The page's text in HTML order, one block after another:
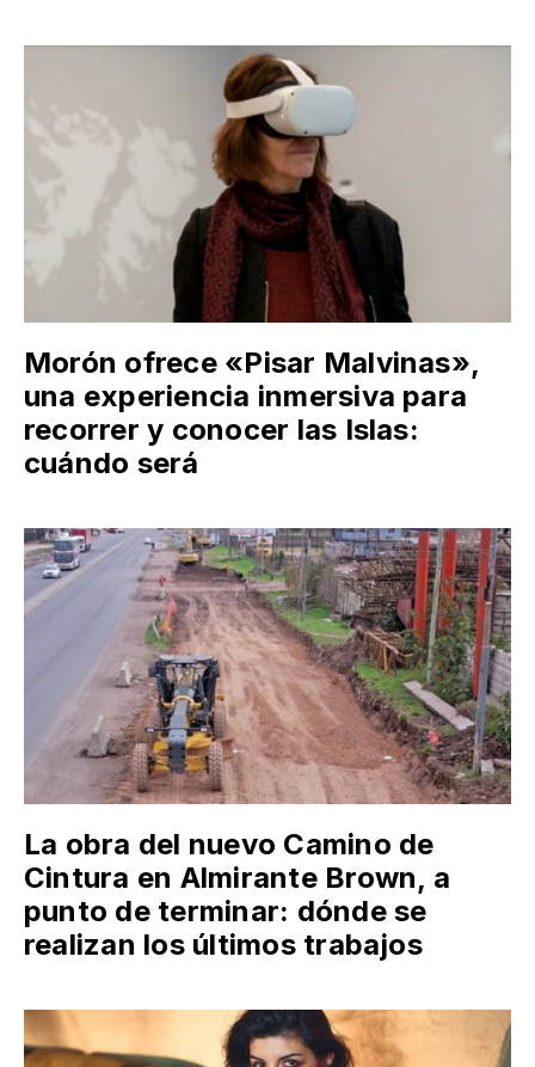
Morón ofrece «Pisar Malvinas»,
una experiencia inmersiva para
recorrer y conocer las Islas:
cuándo será
La obra del nuevo Camino de
Cintura en Almirante Brown, a
punto de terminar: dónde se
realizan los últimos trabajos